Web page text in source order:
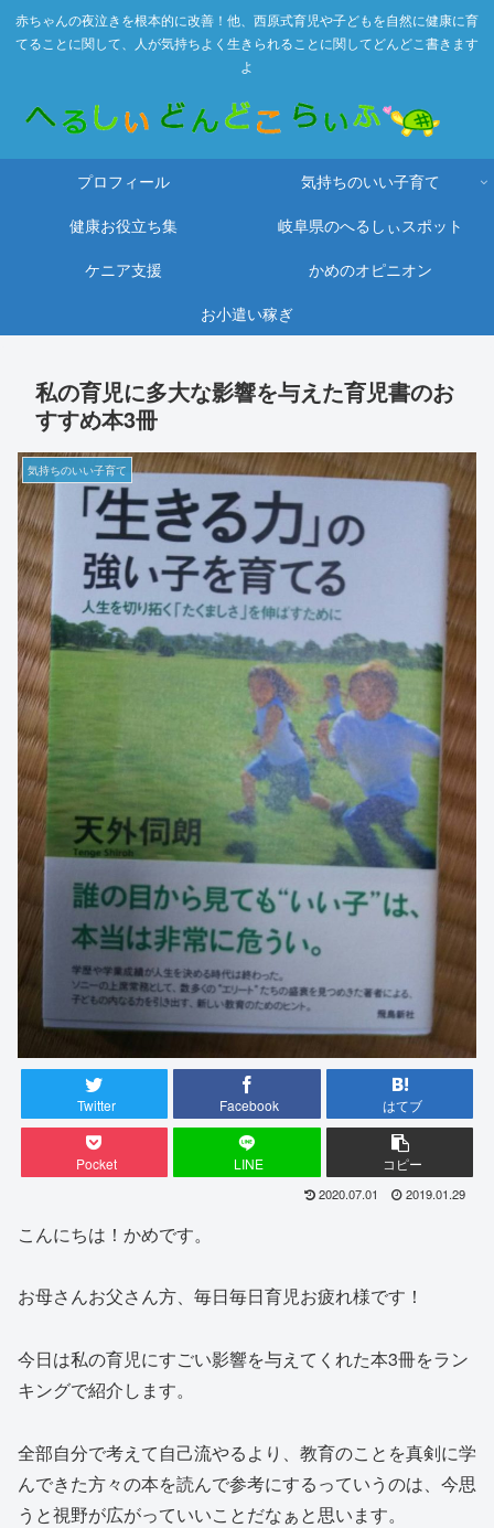
赤ちゃんの夜泣きを根本的に改善！他、西原式育児や子どもを自然に健康に育
てることに関して、人が気持ちよく生きられることに関してどんどこ書きます
よ
プロフィール
気持ちのいい子育て
健康お役立ち集
岐阜県のへるしぃスポット
ケニア支援
かめのオピニオン
お小遣い稼ぎ
私の育児に多大な影響を与えた育児書のお
すすめ本3冊
気持ちのいい子育て
Twitter Facebook はてブ
Pocket LINE コピー
2020.07.01 2019.01.29
こんにちは！かめです。
お母さんお父さん方、毎日毎日育児お疲れ様です！
今日は私の育児にすごい影響を与えてくれた本3冊をラン
キングで紹介します。
全部自分で考えて自己流やるより、教育のことを真剣に学
んできた方々の本を読んで参考にするっていうのは、今思
うと視野が広がっていいことだなぁと思います。